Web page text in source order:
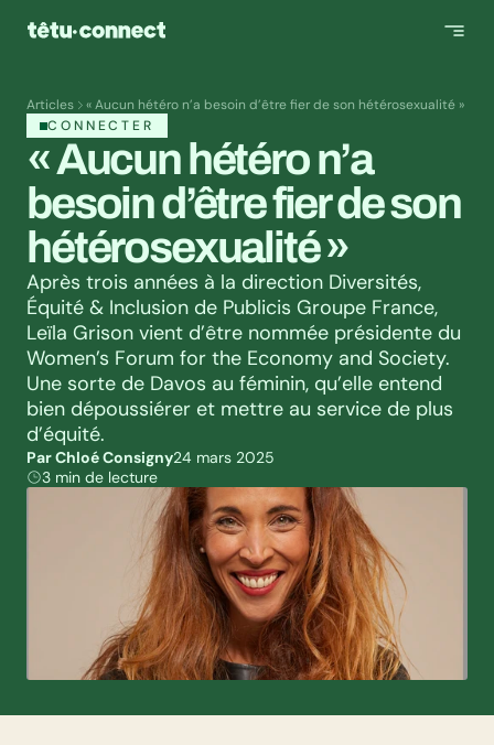
Articles
« Aucun hétéro n’a besoin d’être fier de son hétérosexualité »
CONNECTER
« Aucun hétéro n’a
besoin d’être fier de son
hétérosexualité »
Après trois années à la direction Diversités,
Équité & Inclusion de Publicis Groupe France,
Leïla Grison vient d’être nommée présidente du
Women’s Forum for the Economy and Society.
Une sorte de Davos au féminin, qu’elle entend
bien dépoussiérer et mettre au service de plus
d’équité.
Par Chloé Consigny24 mars 2025
3 min de lecture